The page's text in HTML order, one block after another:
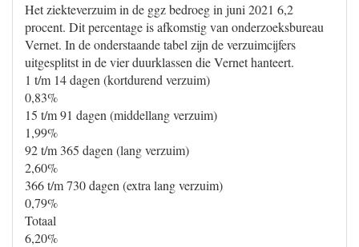
Het ziekteverzuim in de ggz bedroeg in juni 2021 6,2
procent. Dit percentage is afkomstig van onderzoeksbureau
Vernet. In de onderstaande tabel zijn de verzuimcijfers
uitgesplitst in de vier duurklassen die Vernet hanteert.
1 t/m 14 dagen (kortdurend verzuim)
0,83%
15 t/m 91 dagen (middellang verzuim)
1,99%
92 t/m 365 dagen (lang verzuim)
2,60%
366 t/m 730 dagen (extra lang verzuim)
0,79%
Totaal
6,20%